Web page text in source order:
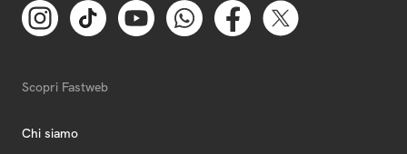
Scopri Fastweb
Chi siamo